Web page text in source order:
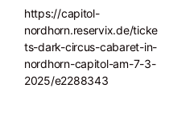
https://capitol-
nordhorn.reservix.de/ticke
ts-dark-circus-cabaret-in-
nordhorn-capitol-am-7-3-
2025/e2288343